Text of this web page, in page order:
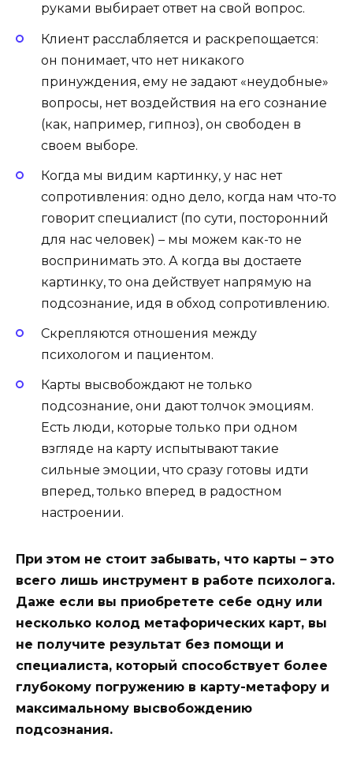
руками выбирает ответ на свой вопрос.
Клиент расслабляется и раскрепощается:
он понимает, что нет никакого
принуждения, ему не задают «неудобные»
вопросы, нет воздействия на его сознание
(как, например, гипноз), он свободен в
своем выборе.
Когда мы видим картинку, у нас нет
сопротивления: одно дело, когда нам что-то
говорит специалист (по сути, посторонний
для нас человек) – мы можем как-то не
воспринимать это. А когда вы достаете
картинку, то она действует напрямую на
подсознание, идя в обход сопротивлению.
Скрепляются отношения между
психологом и пациентом.
Карты высвобождают не только
подсознание, они дают толчок эмоциям.
Есть люди, которые только при одном
взгляде на карту испытывают такие
сильные эмоции, что сразу готовы идти
вперед, только вперед в радостном
настроении.
При этом не стоит забывать, что карты – это
всего лишь инструмент в работе психолога.
Даже если вы приобретете себе одну или
несколько колод метафорических карт, вы
не получите результат без помощи и
специалиста, который способствует более
глубокому погружению в карту-метафору и
максимальному высвобождению
подсознания.